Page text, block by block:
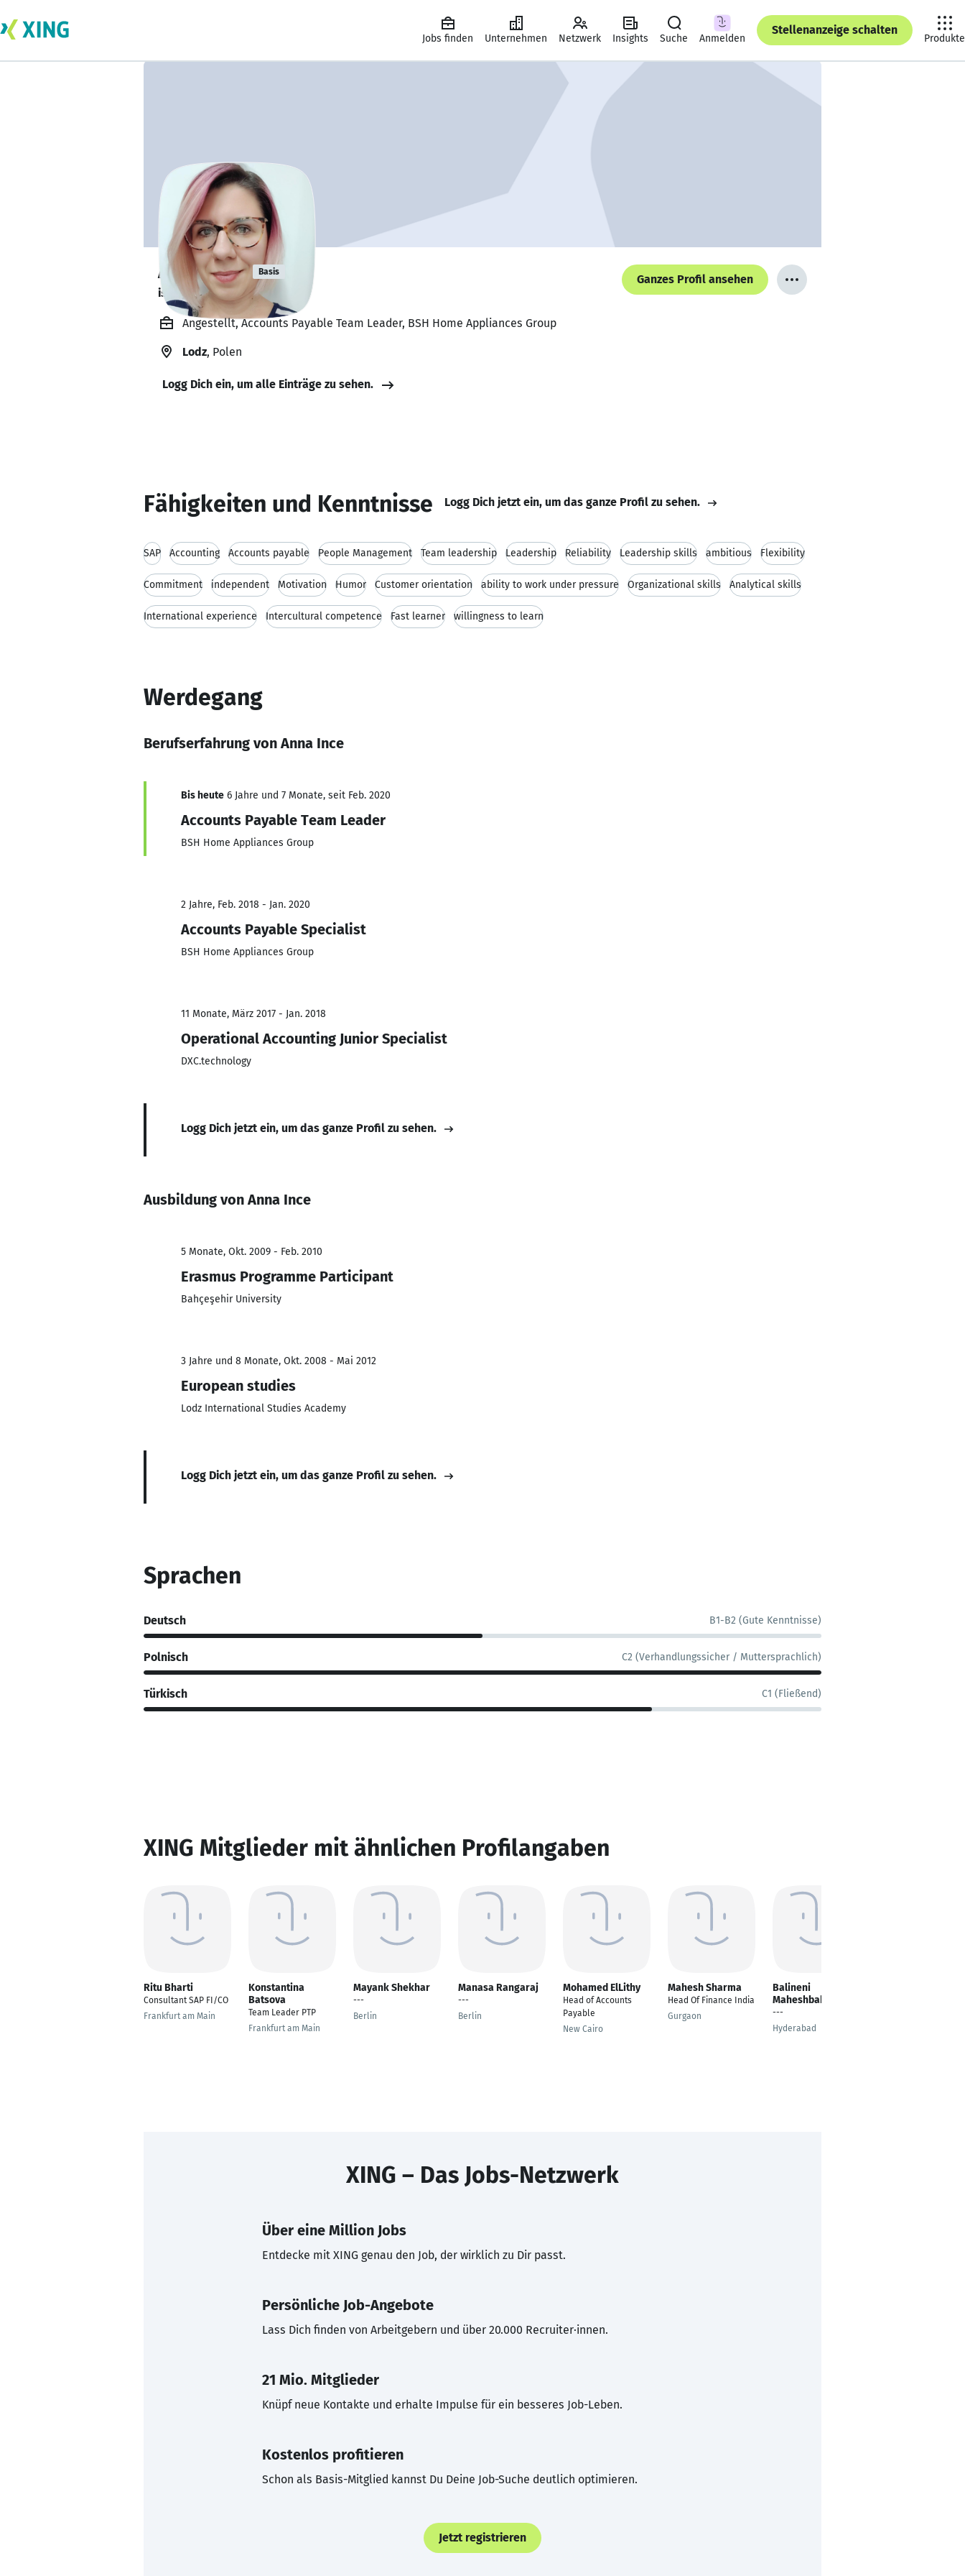
Jobs finden Unternehmen Netzwerk Insights Suche Anmelden
Stellenanzeige schalten
Produkte
Anna Ince Basis
is working from home. 🏡
Ganzes Profil ansehen
Angestellt, Accounts Payable Team Leader, BSH Home Appliances Group
Lodz, Polen
Logg Dich ein, um alle Einträge zu sehen.
Fähigkeiten und Kenntnisse Logg Dich jetzt ein, um das ganze Profil zu sehen.
SAP Accounting Accounts payable People Management Team leadership Leadership Reliability Leadership skills ambitious Flexibility
Commitment independent Motivation Humor Customer orientation ability to work under pressure Organizational skills Analytical skills
International experience Intercultural competence Fast learner willingness to learn
Werdegang
Berufserfahrung von Anna Ince
Bis heute 6 Jahre und 7 Monate, seit Feb. 2020
Accounts Payable Team Leader
BSH Home Appliances Group
2 Jahre, Feb. 2018 - Jan. 2020
Accounts Payable Specialist
BSH Home Appliances Group
11 Monate, März 2017 - Jan. 2018
Operational Accounting Junior Specialist
DXC.technology
Logg Dich jetzt ein, um das ganze Profil zu sehen.
Ausbildung von Anna Ince
5 Monate, Okt. 2009 - Feb. 2010
Erasmus Programme Participant
Bahçeşehir University
3 Jahre und 8 Monate, Okt. 2008 - Mai 2012
European studies
Lodz International Studies Academy
Logg Dich jetzt ein, um das ganze Profil zu sehen.
Sprachen
Deutsch B1-B2 (Gute Kenntnisse)
Polnisch C2 (Verhandlungssicher / Muttersprachlich)
Türkisch C1 (Fließend)
XING Mitglieder mit ähnlichen Profilangaben
Ritu Bharti
Consultant SAP FI/CO
Frankfurt am Main
Konstantina
Batsova
Team Leader PTP
Frankfurt am Main
Mayank Shekhar
---
Berlin
Manasa Rangaraj
---
Berlin
Mohamed ElLithy
Head of Accounts
Payable
New Cairo
Mahesh Sharma
Head Of Finance India
Gurgaon
Balineni
Maheshbabu
---
Hyderabad
XING – Das Jobs-Netzwerk
Über eine Million Jobs
Entdecke mit XING genau den Job, der wirklich zu Dir passt.
Persönliche Job-Angebote
Lass Dich finden von Arbeitgebern und über 20.000 Recruiter·innen.
21 Mio. Mitglieder
Knüpf neue Kontakte und erhalte Impulse für ein besseres Job-Leben.
Kostenlos profitieren
Schon als Basis-Mitglied kannst Du Deine Job-Suche deutlich optimieren.
Jetzt registrieren